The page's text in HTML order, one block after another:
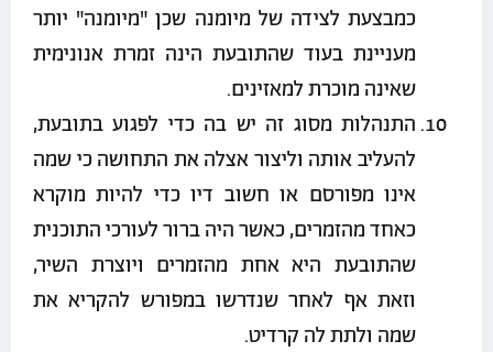
כמבצעת לצידה של מיומנה שכן "מיומנה" יותר
מעניינת בעוד שהתובעת הינה זמרת אנונימית
שאינה מוכרת למאזינים.
התנהלות מסוג זה יש בה כדי לפגוע בתובעת,
להעליב אותה וליצור אצלה את התחושה כי שמה
אינו מפורסם או חשוב דיו כדי להיות מוקרא
כאחד מהזמרים, כאשר היה ברור לעורכי התוכנית
שהתובעת היא אחת מהזמרים ויוצרת השיר,
וזאת אף לאחר שנדרשו במפורש להקריא את
שמה ולתת לה קרדיט.